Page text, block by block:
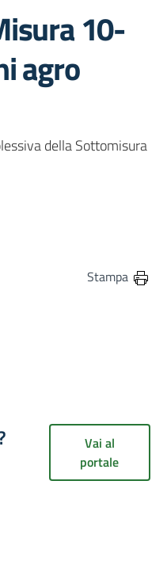
10-
agro
della Sottomisura
Stampa
Vai al
portale